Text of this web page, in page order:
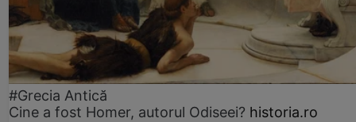
#Grecia Antică
Cine a fost Homer, autorul Odiseei? historia.ro